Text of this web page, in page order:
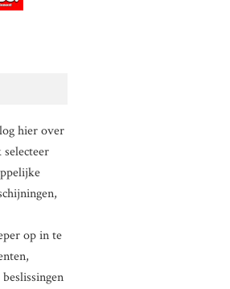
hier over
op in te